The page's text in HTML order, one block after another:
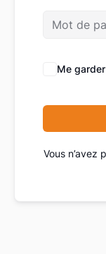
Me
Vous n’avez